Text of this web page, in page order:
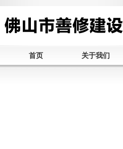
首页 关于我们